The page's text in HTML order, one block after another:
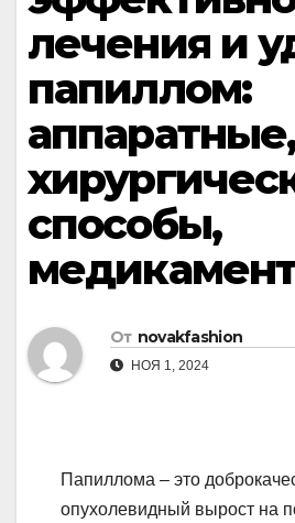
лечения и
папиллом:
способы,
От novakfashion
НОЯ 1, 2024
Папиллома – это
опухолевидный вырост на